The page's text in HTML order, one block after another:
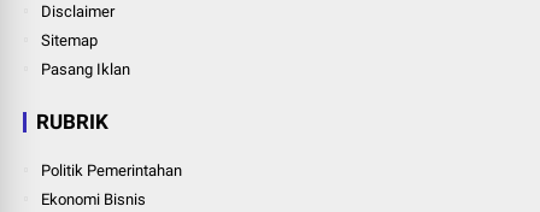
Disclaimer
Sitemap
Pasang Iklan
RUBRIK
Politik Pemerintahan
Ekonomi Bisnis